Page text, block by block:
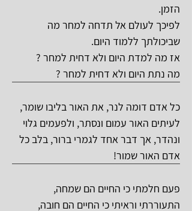
הזמן.
לפיכך לעולם אל תדחה למחר מה
שביכולתך ללמוד היום.
אז מה למדת היום ולא דחית למחר ?
מה נתת היום ולא דחית למחר ?
כל אדם דומה לנר, את האור בליבו שומר,
לעיתים האור עמום ונסתר, ולפעמים גלוי
ונהדר, אך דבר אחד לגמרי ברור, בלב כל
אדם האור שמור!
פעם חלמתי כי החיים הם שמחה,
התעוררתי וראיתי כי החיים הם חובה,